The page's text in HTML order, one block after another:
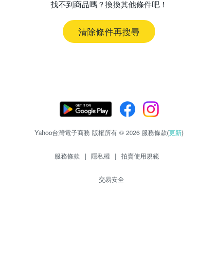
找不到商品嗎？換換其他條件吧！
清除條件再搜尋
Yahoo台灣電子商務 版權所有 © 2026 服務條款(更新)
服務條款 | 隱私權 | 拍賣使用規範
交易安全